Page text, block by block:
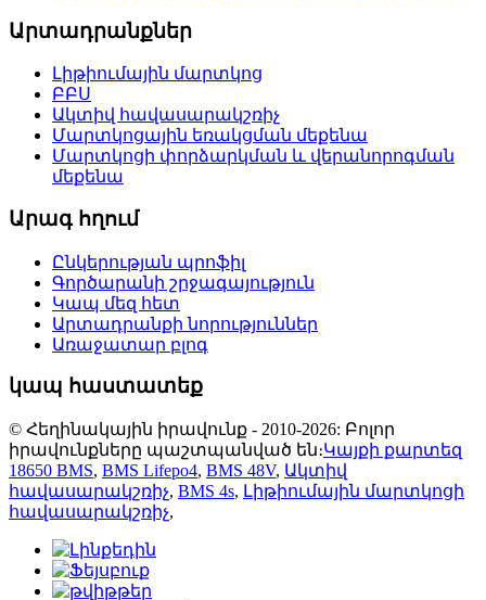
Արտադրանքներ
Լիթիումային մարտկոց
ԲԲՍ
Ակտիվ հավասարակշռիչ
Մարտկոցային եռակցման մեքենա
Մարտկոցի փորձարկման և վերանորոգման
մեքենա
Արագ հղում
Ընկերության պրոֆիլ
Գործարանի շրջագայություն
Կապ մեզ հետ
Արտադրանքի նորություններ
Առաջատար բլոգ
կապ հաստատեք
© Հեղինակային իրավունք - 2010-2026: Բոլոր
իրավունքները պաշտպանված են։Կայքի քարտեզ
18650 BMS, BMS Lifepo4, BMS 48V, Ակտիվ
հավասարակշռիչ, BMS 4s, Լիթիումային մարտկոցի
հավասարակշռիչ,